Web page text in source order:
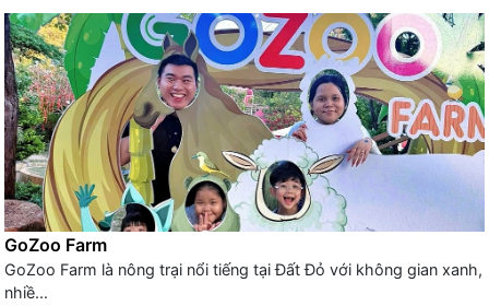
GoZoo Farm
GoZoo Farm là nông trại nổi tiếng tại Đất Đỏ với không gian xanh,
nhiề...